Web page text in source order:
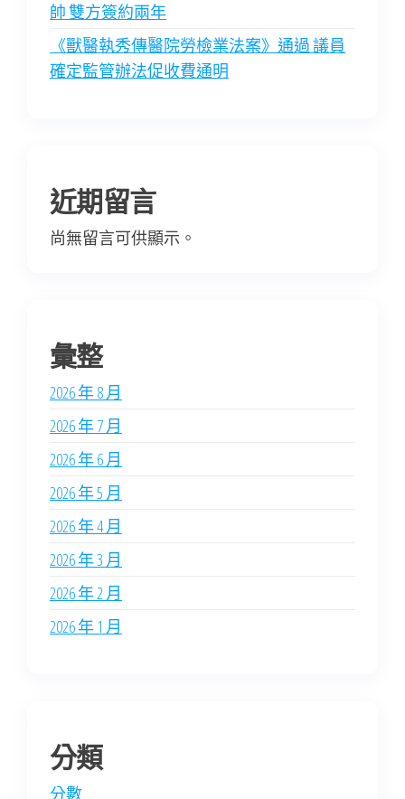
帥 雙方簽約兩年
《獸醫執秀傳醫院勞檢業法案》通過 議員
確定監管辦法促收費通明
近期留言
尚無留言可供顯示。
彙整
2026 年 8 月
2026 年 7 月
2026 年 6 月
2026 年 5 月
2026 年 4 月
2026 年 3 月
2026 年 2 月
2026 年 1 月
分類
分數